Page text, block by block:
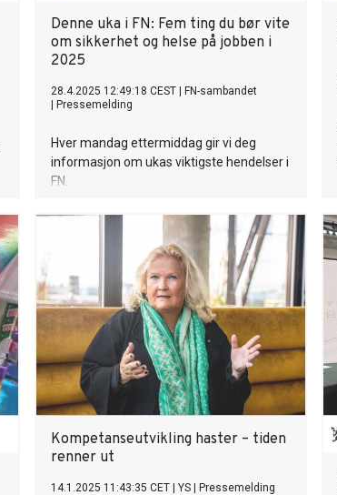
Denne uka i FN: Fem ting du bør vite
om sikkerhet og helse på jobben i
2025
28.4.2025 12:49:18 CEST
FN-sambandet
Pressemelding
Hver mandag ettermiddag gir vi deg
informasjon om ukas viktigste hendelser i
FN.
Kompetanseutvikling haster – tiden
renner ut
14.1.2025 11:43:35 CET YS Pressemelding